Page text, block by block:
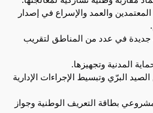
والعمد والإسراع في إصدار
جديدة في عدد من المناطق لتقريب
المدنية وتجهيزها.
البرّي وتبسيط الإجراءات الإدارية
بطاقة التعريف الوطنية وجواز